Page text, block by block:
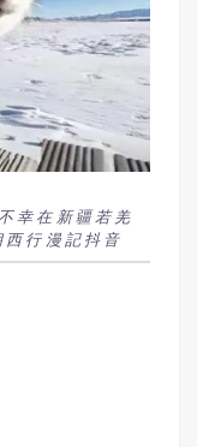
幸在新疆若羌
行漫記抖音